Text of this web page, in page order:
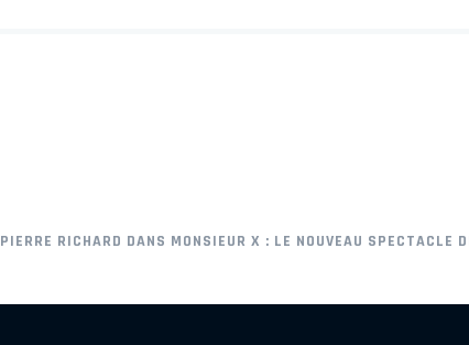
PIERRE RICHARD DANS MONSIEUR X : LE NOUVEAU SPECTACLE